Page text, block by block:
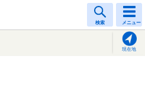
検索 メニュー
現在地